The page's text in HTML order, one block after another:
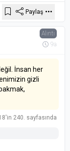
Paylaş
Alıntı
9a
İnsan her
gizli
240. sayfasında